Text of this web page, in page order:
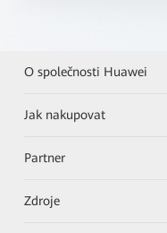
O společnosti Huawei
Jak nakupovat
Partner
Zdroje